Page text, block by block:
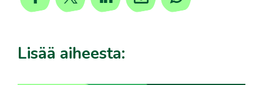
Lisää aiheesta: